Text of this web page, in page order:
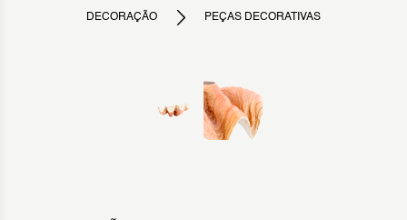
DECORAÇÃO PEÇAS DECORATIVAS